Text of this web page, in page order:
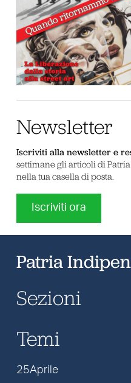
Newsletter
Iscriviti alla newsletter e
settimane gli articoli di
nella tua casella di posta.
Iscriviti ora
Patria
Sezioni
Temi
25Aprile